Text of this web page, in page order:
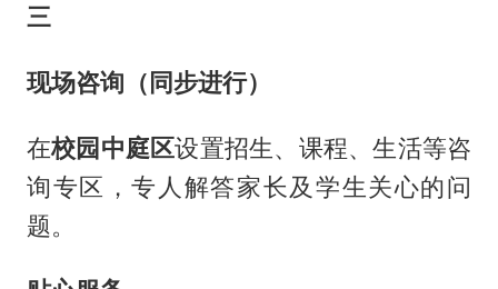
三
现场咨询（同步进行）
在校园中庭区设置招生、课程、生活等咨
询专区，专人解答家长及学生关心的问
题。